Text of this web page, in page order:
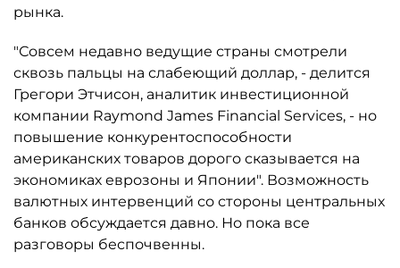
рынка.
"Совсем недавно ведущие страны смотрели
сквозь пальцы на слабеющий доллар, - делится
Грегори Этчисон, аналитик инвестиционной
компании Raymond James Financial Services, - но
повышение конкурентоспособности
американских товаров дорого сказывается на
экономиках еврозоны и Японии". Возможность
валютных интервенций со стороны центральных
банков обсуждается давно. Но пока все
разговоры беспочвенны.